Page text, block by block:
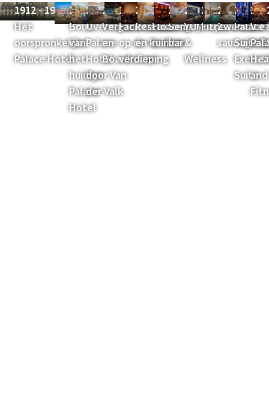
1912 - 1978 |
Het
oorspronkelijke
Palace Hotel
2001 |
Bouw
van
het
huidige
Palace
Hotel
2021 |
Overname
Palace
Hotel
door Van
der Valk
2022 |
Vergaderzalen
en
Boardrooms
2022 |
Faciliteiten
op de -1
verdieping
2023 |
Restaurant
en keuken
2023 |
Floating
ruimte
2023 |
Semmy's
bar
2023 |
YUMI Spa
&
Wellness
2023 |
Fitnessruimte
2024 |
Zwembad
2024 |
Palace
Suite &
Suite
V
and